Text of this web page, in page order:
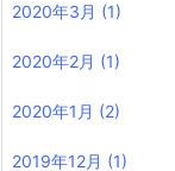
2020年3月 (1)
2020年2月 (1)
2020年1月 (2)
2019年12月 (1)